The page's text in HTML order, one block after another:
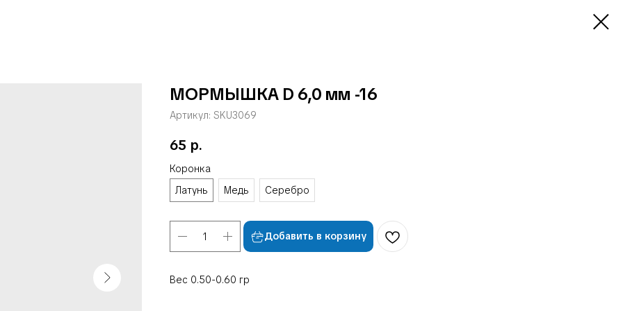
МОРМЫШКА D 6,0 мм -16
Артикул: SKU3069
65 р.
Коронка
Латунь
Медь Серебро
Добавить в корзину
Вес 0.50-0.60 гр